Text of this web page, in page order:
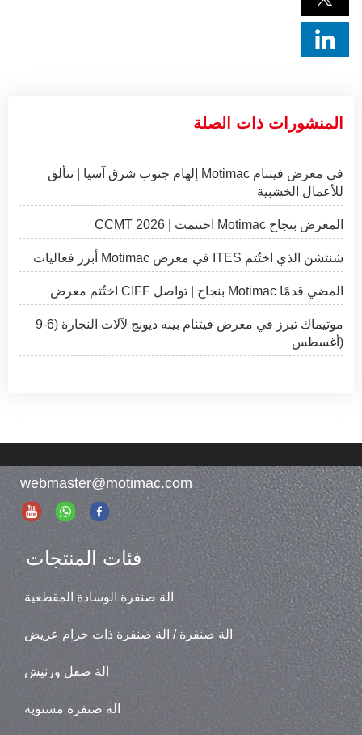
المنشورات ذات الصلة
إلهام جنوب شرق آسيا | تتألق Motimac في معرض فيتنام
للأعمال الخشبية
CCMT 2026 | اختتمت Motimac المعرض بنجاح
أبرز فعاليات Motimac في معرض ITES شنتشن الذي اختُتم
اختُتم معرض CIFF بنجاح | تواصل Motimac المضي قدمًا
موتيماك تبرز في معرض فيتنام بينه ديونج لآلات النجارة (6-9
أغسطس)
webmaster@motimac.com
فئات المنتجات
آلة صنفرة الوسادة المقطعية
آلة صنفرة / آلة صنفرة ذات حزام عريض
آلة صقل ورنيش
آلة صنفرة مستوية